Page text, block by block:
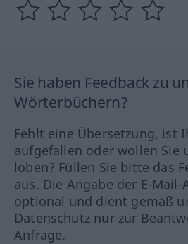
Sie haben Feedback zu
Wörterbüchern?
Fehlt eine Übersetzung, ist
aufgefallen oder wollen Sie
loben? Füllen Sie bitte das
aus. Die Angabe der E-Mail-
optional und dient gemäß
Datenschutz nur zur
Anfrage.